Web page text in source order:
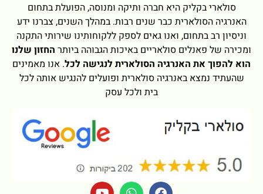
סולארי בקליק היא חברה ותיקה ומנוסה, הפועלת בתחום
האנרגיה הסולארית כבר שנים רבות. במהלך השנים, צברנו ידע
וניסיון רב בתחום, ואנו גאים לספק ללקוחותינו שירותי התקנה
ומכירה של פאנלים סולאריים באיכות הגבוהה ביותר החזון שלנו
הוא להפוך את האנרגיה הסולארית לנגישה לכל. אנו מאמינים
שהעתיד נמצא באנרגיה סולארית ופועלים להנגיש אותה לכל
בית ולכל עסק